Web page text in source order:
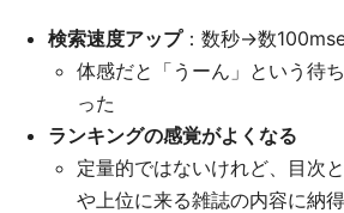
検索速度アップ：数秒→数
体感だと「うーん」という待
った
ランキングの感覚がよくなる
定量的ではないけれど、目次
や上位に来る雑誌の内容に納